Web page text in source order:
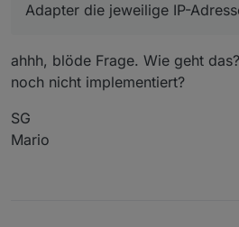
Adapter die jeweilige IP-
ahhh, blöde Frage. Wie geht
noch nicht implementiert?
SG
Mario